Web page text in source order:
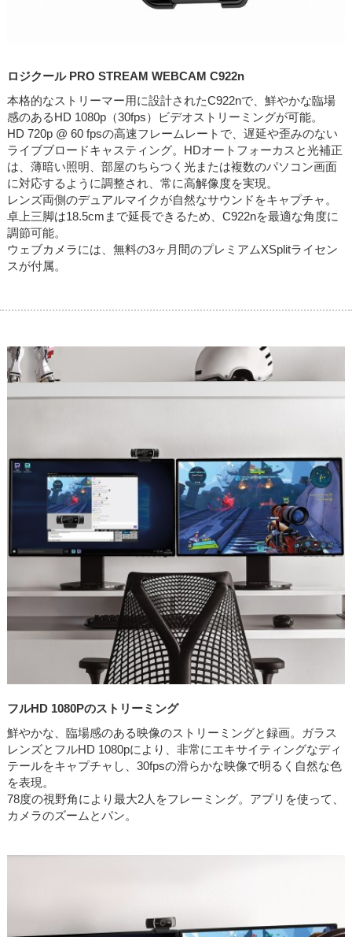
ロジクール PRO STREAM WEBCAM C922n
本格的なストリーマー用に設計されたC922nで、鮮やかな臨場
感のあるHD 1080p（30fps）ビデオストリーミングが可能。
HD 720p @ 60 fpsの高速フレームレートで、遅延や歪みのない
ライブブロードキャスティング。HDオートフォーカスと光補正
は、薄暗い照明、部屋のちらつく光または複数のパソコン画面
に対応するように調整され、常に高解像度を実現。
レンズ両側のデュアルマイクが自然なサウンドをキャプチャ。
卓上三脚は18.5cmまで延長できるため、C922nを最適な角度に
調節可能。
ウェブカメラには、無料の3ヶ月間のプレミアムXSplitライセン
スが付属。
フルHD 1080Pのストリーミング
鮮やかな、臨場感のある映像のストリーミングと録画。ガラス
レンズとフルHD 1080pにより、非常にエキサイティングなディ
テールをキャプチャし、30fpsの滑らかな映像で明るく自然な色
を表現。
78度の視野角により最大2人をフレーミング。アプリを使って、
カメラのズームとパン。